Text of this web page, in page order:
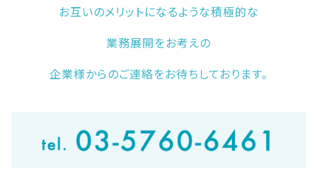
お互いのメリットになるような積極的な
業務展開をお考えの
企業様からのご連絡をお待ちしております。